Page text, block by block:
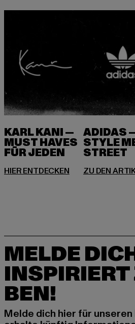
KARL KANI —
MUST HAVES
FÜR JEDEN
ADIDAS
STYLE
MELDE
INSPIRIERT
BEN!
Melde dich hier für